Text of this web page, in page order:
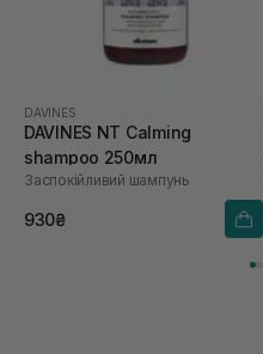
DAVINES
DAVINES NT Calming
shampoo 250мл
Заспокійливий шампунь
930₴